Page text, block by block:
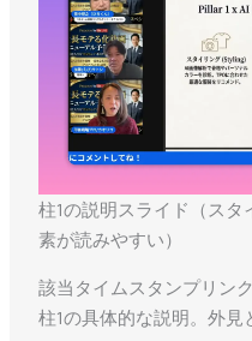
柱1の説明スライド（ス
素が読みやすい）
該当タイムスタンプリンク
柱1の具体的な説明。外見